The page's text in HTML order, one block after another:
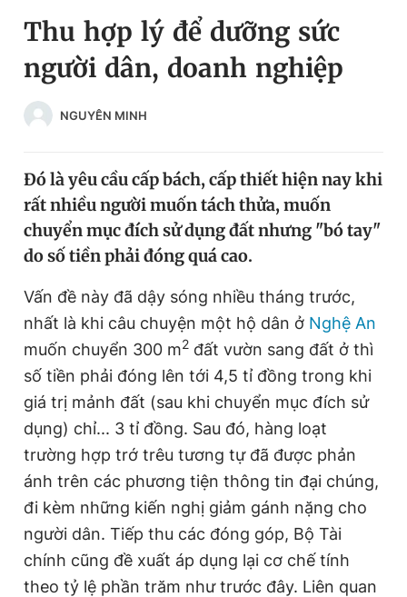
Chuyên mục
Chuyên mục khác
Tin thị trường Tin 360
Video Magazine
Sản phẩm khác
Tiện ích Bạn cần biết
Thông tin tòa soạn Liên hệ quảng cáo
Đọc Thanh Niên trên điện thoại
Đổi mật khẩu
Tin đã lưu
Tin đã xem
Đăng xuất
Thu hợp lý để dưỡng sức
người dân, doanh nghiệp
NGUYÊN MINH
Đó là yêu cầu cấp bách, cấp thiết hiện nay khi
rất nhiều người muốn tách thửa, muốn
chuyển mục đích sử dụng đất nhưng "bó tay"
do số tiền phải đóng quá cao.
Vấn đề này đã dậy sóng nhiều tháng trước,
nhất là khi câu chuyện một hộ dân ở Nghệ An
muốn chuyển 300 m2 đất vườn sang đất ở thì
số tiền phải đóng lên tới 4,5 tỉ đồng trong khi
giá trị mảnh đất (sau khi chuyển mục đích sử
dụng) chỉ... 3 tỉ đồng. Sau đó, hàng loạt
trường hợp trớ trêu tương tự đã được phản
ánh trên các phương tiện thông tin đại chúng,
đi kèm những kiến nghị giảm gánh nặng cho
người dân. Tiếp thu các đóng góp, Bộ Tài
chính cũng đề xuất áp dụng lại cơ chế tính
theo tỷ lệ phần trăm như trước đây. Liên quan